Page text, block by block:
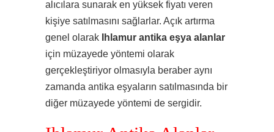
alıcılara sunarak en yüksek fiyatı veren
kişiye satılmasını sağlarlar. Açık artırma
genel olarak
Ihlamur antika eşya alanlar
için müzayede yöntemi olarak
gerçekleştiriyor olmasıyla beraber aynı
zamanda antika eşyaların satılmasında bir
diğer müzayede yöntemi de sergidir.